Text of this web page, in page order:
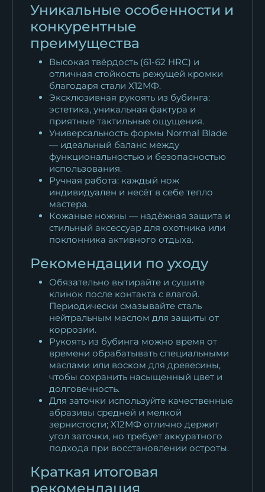
Уникальные особенности и
конкурентные
преимущества
Высокая твёрдость (61-62 HRC) и
отличная стойкость режущей кромки
благодаря стали Х12МФ.
Эксклюзивная рукоять из бубинга:
эстетика, уникальная фактура и
приятные тактильные ощущения.
Универсальность формы Normal Blade
— идеальный баланс между
функциональностью и безопасностью
использования.
Ручная работа: каждый нож
индивидуален и несёт в себе тепло
мастера.
Кожаные ножны — надёжная защита и
стильный аксессуар для охотника или
поклонника активного отдыха.
Рекомендации по уходу
Обязательно вытирайте и сушите
клинок после контакта с влагой.
Периодически смазывайте сталь
нейтральным маслом для защиты от
коррозии.
Рукоять из бубинга можно время от
времени обрабатывать специальными
маслами или воском для древесины,
чтобы сохранить насыщенный цвет и
долговечность.
Для заточки используйте качественные
абразивы средней и мелкой
зернистости; Х12МФ отлично держит
угол заточки, но требует аккуратного
подхода при восстановлении остроты.
Краткая итоговая
рекомендация